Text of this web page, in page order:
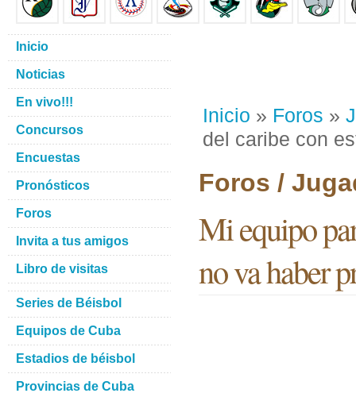
Inicio » Foros »
del caribe con
Foros /
Mi equipo
no va haber
Inicio
Noticias
En vivo!!!
Concursos
Encuestas
Pronósticos
Foros
Invita a tus amigos
Libro de visitas
Series de Béisbol
Equipos de Cuba
Estadios de béisbol
Provincias de Cuba